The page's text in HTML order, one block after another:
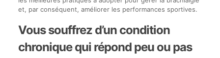
et, par conséquent, améliorer les performances sportives.
Vous souffrez d’un condition
chronique qui répond peu ou pas